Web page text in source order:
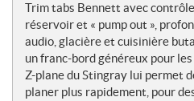
Trim tabs Bennett avec
réservoir et « pump out »,
audio, glacière et cuisinière
un franc-bord généreux pour
Z-plane du Stingray lui permet
planer plus rapidement, pour